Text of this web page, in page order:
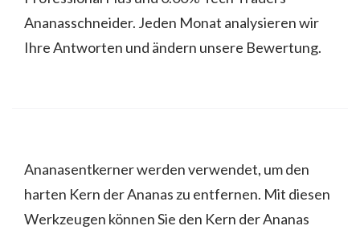
Ananasschneider. Jeden Monat analysieren wir
Ihre Antworten und ändern unsere Bewertung.
Ananasentkerner werden verwendet, um den
harten Kern der Ananas zu entfernen. Mit diesen
Werkzeugen können Sie den Kern der Ananas